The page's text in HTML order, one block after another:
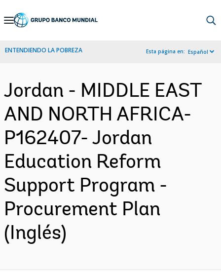
Skip
Navigation
ENTENDIENDO LA POBREZA Esta página en: Español
Jordan - MIDDLE EAST
AND NORTH AFRICA-
P162407- Jordan
Education Reform
Support Program -
Procurement Plan
(Inglés)